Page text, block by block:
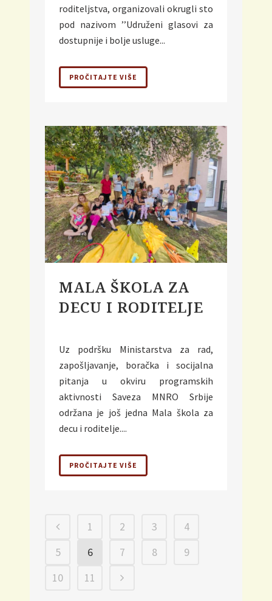
roditeljstva, organizovali okrugli sto
pod nazivom ’’Udruženi glasovi za
dostupnije i bolje usluge...
PROČITAJTE VIŠE
MALA ŠKOLA ZA
DECU I RODITELJE
Uz podršku Ministarstva za rad,
zapošljavanje, boračka i socijalna
pitanja u okviru programskih
aktivnosti Saveza MNRO Srbije
održana je još jedna Mala škola za
decu i roditelje....
PROČITAJTE VIŠE
1 2 3
4
5
6 7 8
9
10
11